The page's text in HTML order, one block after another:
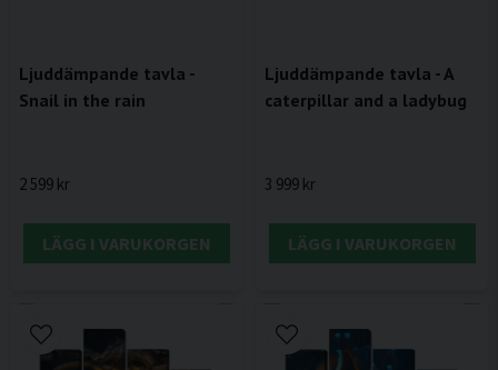
Ljuddämpande tavla -
Snail in the rain
2 599 kr
LÄGG I VARUKORGEN
Ljuddämpande tavla - A
caterpillar and a ladybug
3 999 kr
LÄGG I VARUKORGEN